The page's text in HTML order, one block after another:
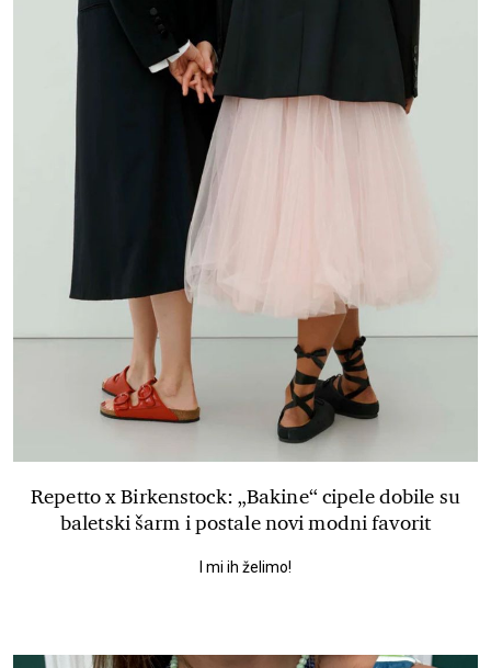
Repetto x Birkenstock: „Bakine“ cipele dobile su
baletski šarm i postale novi modni favorit
I mi ih želimo!